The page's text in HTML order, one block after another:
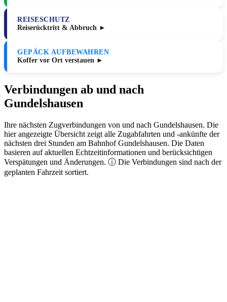
REISESCHUTZ
Reiserücktritt & Abbruch ►
GEPÄCK AUFBEWAHREN
Koffer vor Ort verstauen ►
Verbindungen ab und nach
Gundelshausen
Ihre nächsten Zugverbindungen von und nach Gundelshausen. Die
hier angezeigte Übersicht zeigt alle Zugabfahrten und -ankünfte der
nächsten drei Stunden am Bahnhof Gundelshausen. Die Daten
basieren auf aktuellen Echtzeitinformationen und berücksichtigen
Verspätungen und Änderungen. ⓘ Die Verbindungen sind nach der
geplanten Fahrzeit sortiert.